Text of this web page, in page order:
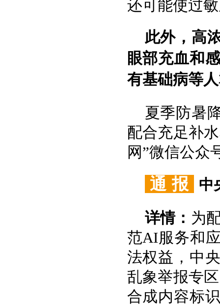
还可能使过
此外，高
眼部充血和
有基础病等
夏季防暑
配合充足补
网”微信公众
通 报 中
详情： 为
范AI服务和
法权益，中
乱象举报专
合成内容标